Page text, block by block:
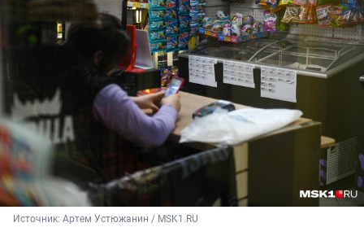
Источник: Артем Устюжанин / MSK1.RU